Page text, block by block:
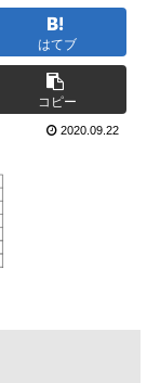
はてブ
コピー
2020.09.22